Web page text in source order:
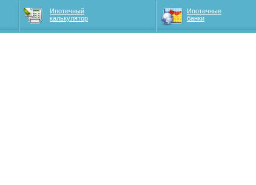
Ипотечный
калькулятор
Ипотечные
банки